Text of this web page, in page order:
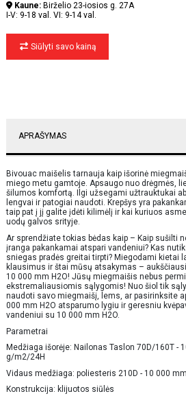
Kaune: Birželio 23-iosios g. 27A
I-V: 9-18 val. VI: 9-14 val.
Siūlyti savo kainą
APRAŠYMAS
Bivouac maišelis tarnauja kaip išorinė
miego metu gamtoje. Apsaugo nuo drėgmės,
šilumos komfortą. Ilgi užsegami užtrauktukai
lengvai ir patogiai naudoti. Krepšys yra
taip pat į jį galite įdėti kilimėlį ir kai kuriuos
uodų galvos srityje.
Ar sprendžiate tokias bėdas kaip – ​​Kaip sušilti
įranga pakankamai atspari vandeniui? Kas
sniegas pradės greitai tirpti? Miegodami kietai
klausimus ir štai mūsų atsakymas –
10 000 mm H2O! Jūsų miegmaišis nebus
ekstremaliausiomis sąlygomis! Nuo šiol tik
naudoti savo miegmaišį, lems, ar pasirinksite
000 mm H2O atsparumo lygiu ir geresniu
vandeniui su 10 000 mm H2O.
Parametrai
Medžiaga išorėje: Nailonas Taslon 70D/160T -
g/m2/24H
Vidaus medžiaga: poliesteris 210D - 10 000
Konstrukcija: klijuotos siūlės